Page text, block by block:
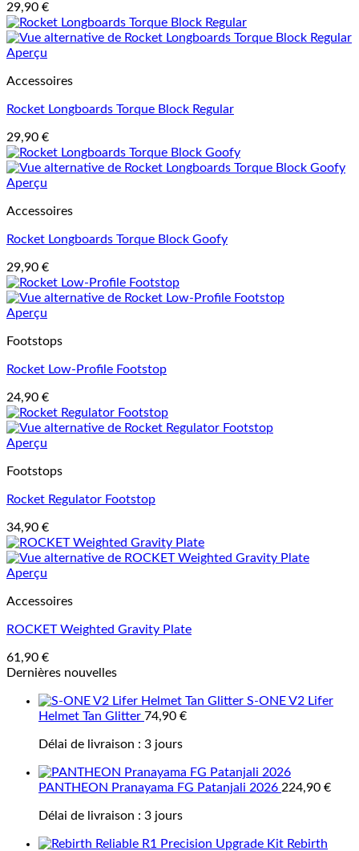
29,90 €
Aperçu
Accessoires
Rocket Longboards Torque Block Regular
29,90 €
Aperçu
Accessoires
Rocket Longboards Torque Block Goofy
29,90 €
Aperçu
Footstops
Rocket Low-Profile Footstop
24,90 €
Aperçu
Footstops
Rocket Regulator Footstop
34,90 €
Aperçu
Accessoires
ROCKET Weighted Gravity Plate
61,90 €
Dernières nouvelles
S-ONE V2 Lifer
Helmet Tan Glitter 74,90 €
Délai de livraison : 3 jours
PANTHEON Pranayama FG Patanjali 2026 224,90 €
Délai de livraison : 3 jours
Rebirth